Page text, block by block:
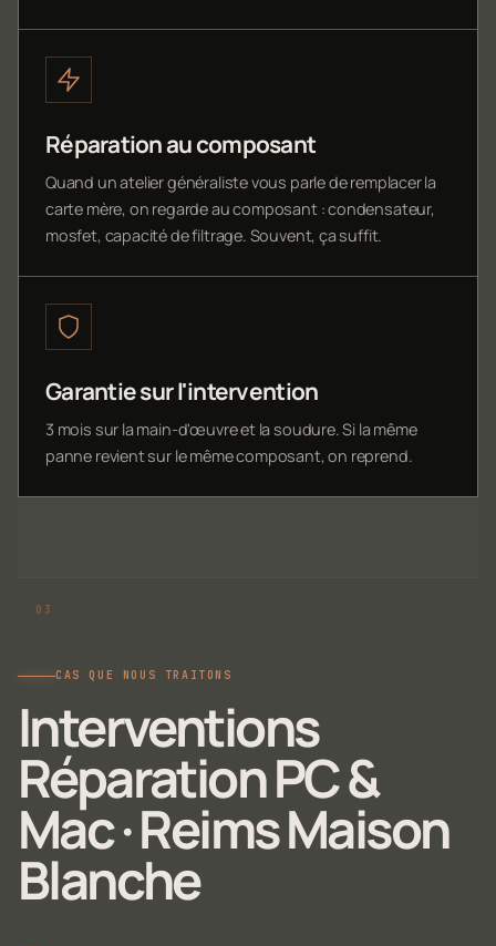
Réparation au composant
Quand un atelier généraliste vous parle de remplacer la
carte mère, on regarde au composant : condensateur,
mosfet, capacité de filtrage. Souvent, ça suffit.
Garantie sur l'intervention
3 mois sur la main-d'œuvre et la soudure. Si la même
panne revient sur le même composant, on reprend.
CAS QUE NOUS TRAITONS
Interventions
Réparation PC &
Mac · Reims Maison
Blanche